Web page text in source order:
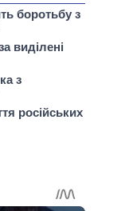
боротьбу з
виділені
з
російських